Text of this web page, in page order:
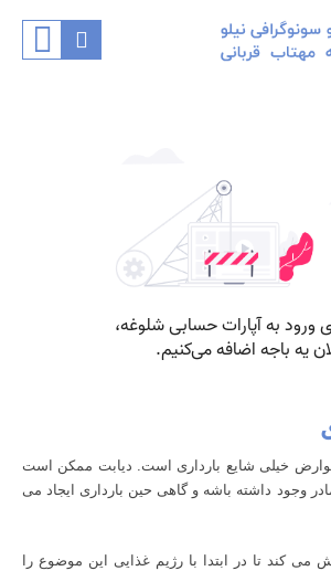
خیلی شایع بارداری است. دیابت ممکن است
وجود داشته باشه و گاهی حین بارداری ایجاد می
می کند تا در ابتدا با رژیم غذایی این موضوع را